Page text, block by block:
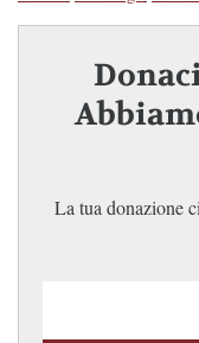
La tua donazione